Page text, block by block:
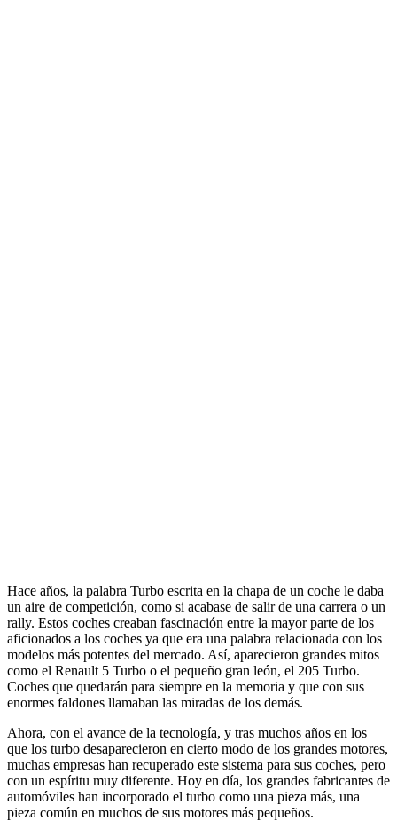
Hace años, la palabra Turbo escrita en la chapa de un coche le daba
un aire de competición, como si acabase de salir de una carrera o un
rally. Estos coches creaban fascinación entre la mayor parte de los
aficionados a los coches ya que era una palabra relacionada con los
modelos más potentes del mercado. Así, aparecieron grandes mitos
como el Renault 5 Turbo o el pequeño gran león, el 205 Turbo.
Coches que quedarán para siempre en la memoria y que con sus
enormes faldones llamaban las miradas de los demás.
Ahora, con el avance de la tecnología, y tras muchos años en los
que los turbo desaparecieron en cierto modo de los grandes motores,
muchas empresas han recuperado este sistema para sus coches, pero
con un espíritu muy diferente. Hoy en día, los grandes fabricantes de
automóviles han incorporado el turbo como una pieza más, una
pieza común en muchos de sus motores más pequeños.